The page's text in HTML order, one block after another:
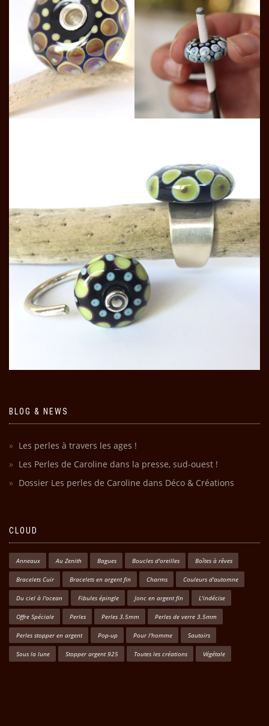
BLOG & NEWS
Les perles à travers les ages !
Les Perles de Caroline dans la presse, sud-ouest !
Dossier Les perles de Caroline dans Déco & Créations
CLOUD
Anneaux Au Zenith Bagues Boucles d'oreilles Boîtes à rêves
Bracelets Cuir Bracelets en argent fin Charms Couleurs d'automne
Du ciel à l'ocean Fibules épingle Jonc en argent fin L'indécise
Offre Spéciale Perles Perles 3.5mm Perles de verre 3.5mm
Perles stopper en argent Pop-up Pour l'homme Sautoirs
Sous la lune Stopper argent 925 Toutes les créations Végétale